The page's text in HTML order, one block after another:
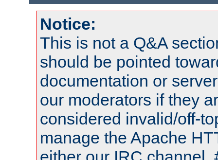
Notice:
This is not a Q&A
should be pointed
documentation or
our moderators if they
considered invalid/off-
manage the Apache